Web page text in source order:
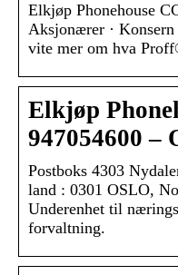
Elkjøp Phonehouse
Aksjonærer ·
vite mer om hva
Elkjøp
947054600 –
Postboks 4303
land : 0301 OSLO,
Underenhet til
forvaltning.